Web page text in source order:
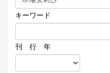
キーワード
刊 行 年